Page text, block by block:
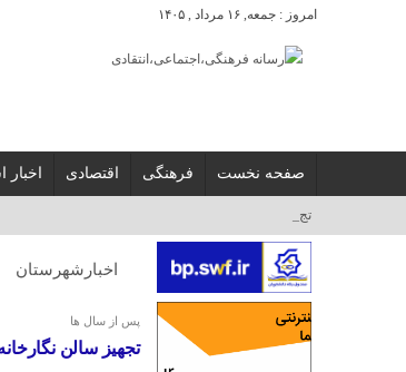
امروز : جمعه, ۱۶ مرداد , ۱۴۰۵
صفحه نخست فرهنگی اقتصادی اخبار
تجلی شور حسینی _
اخبارشهرستان
پس از سال ها
تجهیز سالن